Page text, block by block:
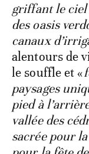
griffant le ciel
des oasis
canaux
alentours de
le souffle et «
paysages
pied à
vallée des
sacrée pour